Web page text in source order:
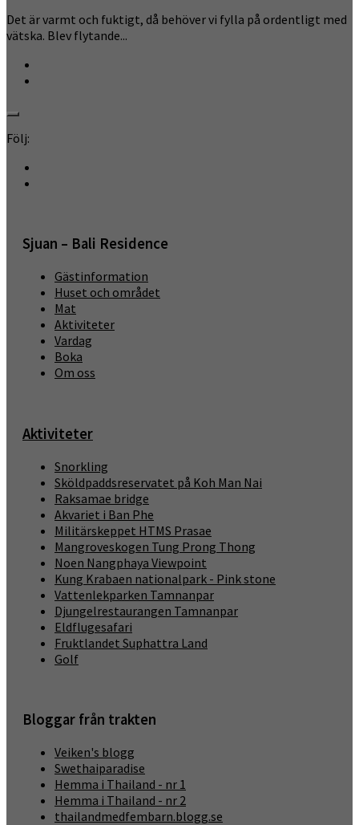
Det är varmt och fuktigt, då behöver vi fylla på ordentligt med
vätska. Blev flytande...
Följ:
Sjuan – Bali Residence
Gästinformation
Huset och området
Mat
Aktiviteter
Vardag
Boka
Om oss
Aktiviteter
Snorkling
Sköldpaddsreservatet på Koh Man Nai
Raksamae bridge
Akvariet i Ban Phe
Militärskeppet HTMS Prasae
Mangroveskogen Tung Prong Thong
Noen Nangphaya Viewpoint
Kung Krabaen nationalpark - Pink stone
Vattenlekparken Tamnanpar
Djungelrestaurangen Tamnanpar
Eldflugesafari
Fruktlandet Suphattra Land
Golf
Bloggar från trakten
Veiken's blogg
Swethaiparadise
Hemma i Thailand - nr 1
Hemma i Thailand - nr 2
thailandmedfembarn.blogg.se